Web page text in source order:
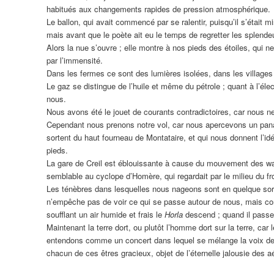
habitués aux changements rapides de pression atmosphérique.
Le ballon, qui avait commencé par se ralentir, puisqu’il
mais avant que le poète ait eu le temps de regretter les
Alors la nue s’ouvre ; elle montre à nos pieds des étoiles, qui
par l’immensité.
Dans les fermes ce sont des lumières isolées, dans les
Le gaz se distingue de l’huile et même du pétrole ; quant à
nous.
Nous avons été le jouet de courants contradictoires, car nous
Cependant nous prenons notre vol, car nous apercevons un
sortent du haut fourneau de Montataire, et qui nous donnent
pieds.
La gare de Creil est éblouissante à cause du mouvement des
semblable au cyclope d’Homère, qui regardait par le milieu du
Les ténèbres dans lesquelles nous nageons sont en quelque
n’empêche pas de voir ce qui se passe autour de nous, mais
soufflant un air humide et frais le Horla descend ; quand il
Maintenant la terre dort, ou plutôt l’homme dort sur la terre,
entendons comme un concert dans lequel se mélange la voix
chacun de ces êtres gracieux, objet de l’éternelle jalousie des